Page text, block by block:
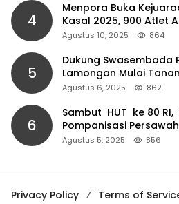
4
Menpora Buka
Kasal 2025, 900 Atlet
Agustus 10, 2025 864
5
Dukung Swasembada
Lamongan Mulai
Agustus 6, 2025 862
6
Sambut HUT ke 80 RI,
Pompanisasi
Agustus 5, 2025 856
Privacy Policy Terms of